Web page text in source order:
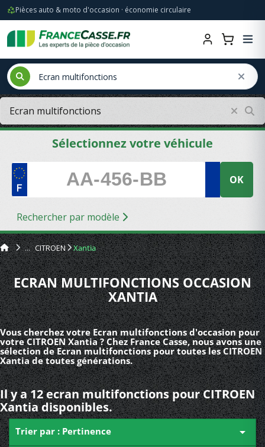
Pièces auto & moto d'occasion · économie circulaire
Sélectionnez votre véhicule
OK
Rechercher par modèle
CITROEN Xantia
ECRAN MULTIFONCTIONS OCCASION
XANTIA
Vous cherchez votre Ecran multifonctions d'occasion pour
votre CITROEN Xantia ? Chez France Casse, nous avons une
sélection de Ecran multifonctions pour toutes les CITROEN
Xantia de toutes générations.
Il y a 12 ecran multifonctions pour CITROEN
Xantia disponibles.
Trier par : Pertinence 